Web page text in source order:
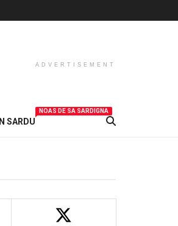
ADVERTISEMENT
IN SARDU
NOAS DE SA SARDIGNA